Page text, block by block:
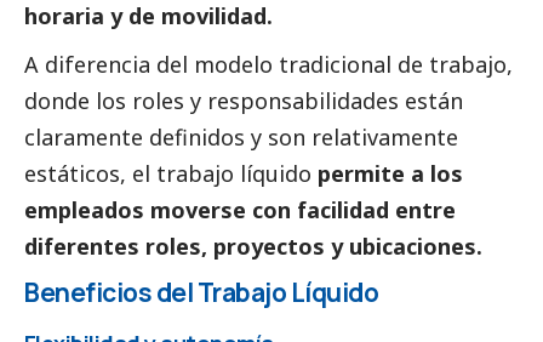
horaria y de movilidad.
A diferencia del modelo tradicional de trabajo,
donde los roles y responsabilidades están
claramente definidos y son relativamente
estáticos, el trabajo líquido permite a los
empleados moverse con facilidad entre
diferentes roles, proyectos y ubicaciones.
Beneficios del Trabajo Líquido